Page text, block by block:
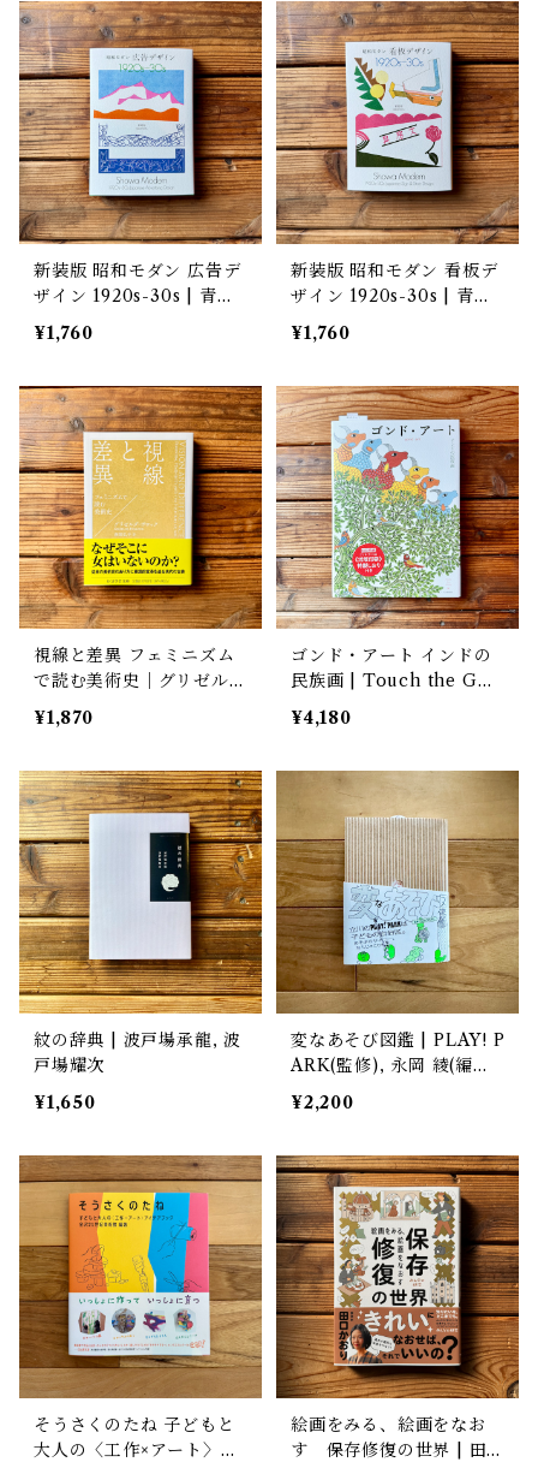
新装版 昭和モダン 広告デ
ザイン 1920s-30s | 青幻
舎編集部(編), 浅見旬(編)
¥1,760
新装版 昭和モダン 看板デ
ザイン 1920s-30s | 青幻
舎編集部(編), 浅見旬(編)
¥1,760
視線と差異 フェミニズム
で読む美術史｜グリゼル
ダ・ポロック(著), 萩原 弘
子(翻訳)
¥1,870
ゴンド・アート インドの
民族画 | Touch the GO
ND(編)
¥4,180
紋の辞典 | 波戸場承龍, 波
戸場耀次
¥1,650
変なあそび図鑑 | PLAY! P
ARK(監修), 永岡 綾(編集),
揚石 圭子(編集), makom
o(イラスト), 谷端 実(イラ
¥2,200
そうさくのたね 子どもと
大人の〈工作×アート〉ア
絵画をみる、絵画をなお
す 保存修復の世界 | 田